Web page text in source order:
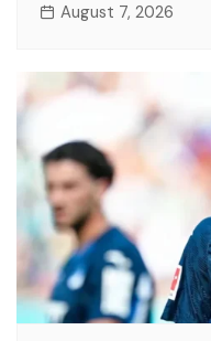
August 7, 2026